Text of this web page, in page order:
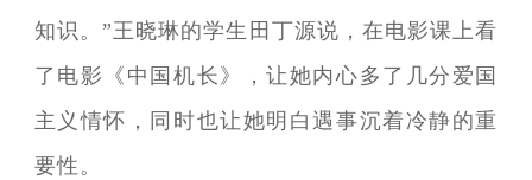
知识。”王晓琳的学生田丁源说，在电影课上看
了电影《中国机长》，让她内心多了几分爱国
主义情怀，同时也让她明白遇事沉着冷静的重
要性。